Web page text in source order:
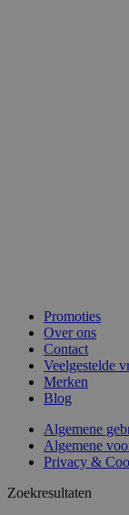
Promoties
Over ons
Contact
Veelgestelde
Merken
Blog
Algemene
Algemene
Privacy &
Zoekresultaten